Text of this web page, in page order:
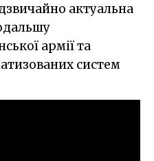
актуальна
армії та
систем